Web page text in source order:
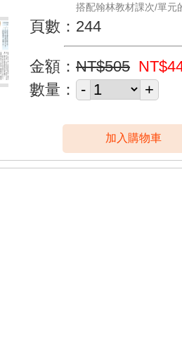
搭配翰林教材課次/單元
頁數：244
金額： NT$505
數量：